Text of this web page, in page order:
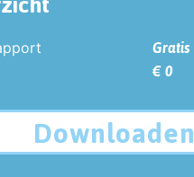
Gratis
€ 0
Downloaden